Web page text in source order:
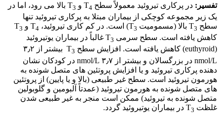
تفسیر: در پرکاری تیروئید معمولاً سطح T 4 و T 3
بالا می رود، اما در
یک زیر مجموعه کوچکی از بیماران مبتلا به پرکاری تیروئید تنها
سطح T 3 بالا (مسمومیت T 3 ) است. در کم کاری تیروئید، T 4 و T 3
کاهش یافته است. سطح سرمی T 3
غالباً در بیماران یوتیروئید
(euthyroid) کاهش یافته است. افزایش سطح T
3
بیشتر از ۳٫۲
nmol/L در بزرگسالان و بیشتر از ۳٫۷ nmol/L در کودکان نشان
دهنده پرکاری تیروئید و یا افزایش پروتئین های متصل شونده به
هورمون تیروئید است. سطح غیر طبیعی (بالا و یا پایین) از پروتئین
های متصل شونده به هورمون تیروئید (عمدتاً آلبومین و گلوبولین
متصل شونده به تیروئید) ممکن است منجر به غیر طبیعی شدن
غلظت T 3 در بیماران یوتیروئید گردد.